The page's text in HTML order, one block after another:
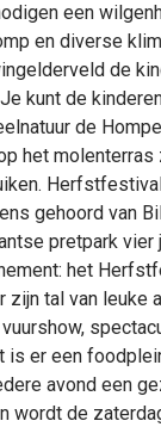
een
en diverse
de
kunt de
de
het
gehoord van
pretpark
het
zijn tal van leuke
is er een
avond een
wordt de